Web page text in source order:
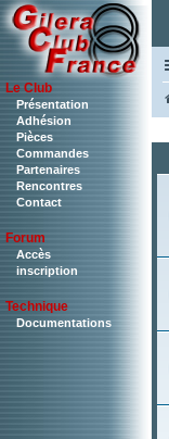
Le Club
Présentation
Adhésion
Pièces
Commandes
Partenaires
Rencontres
Contact
Forum
Accès
inscription
Technique
Documentations